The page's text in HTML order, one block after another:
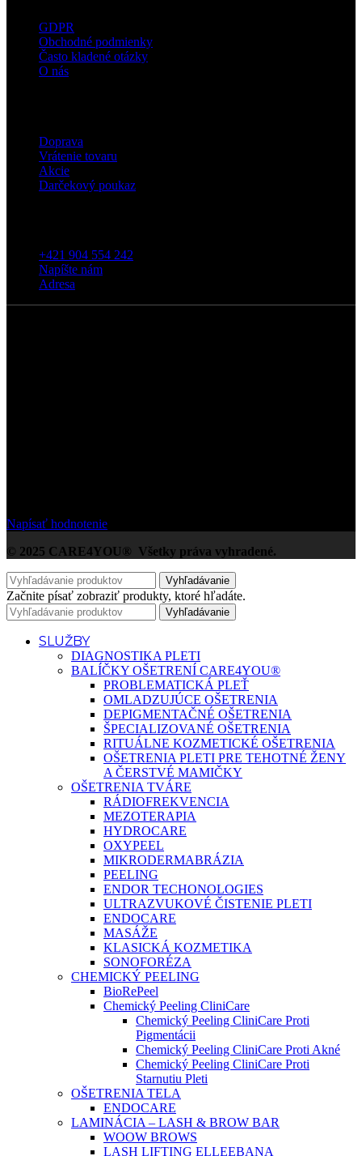
GDPR
Obchodné podmienky
Často kladené otázky
O nás
Doprava
Vrátenie tovaru
Akcie
Darčekový poukaz
+421 904 554 242
Napíšte nám
Adresa
Napísať hodnotenie
© 2025 CARE4YOU® Všetky práva vyhradené.
Vyhľadávanie
Začnite písať zobraziť produkty, ktoré hľadáte.
Vyhľadávanie
SLUŽBY
DIAGNOSTIKA PLETI
BALÍČKY OŠETRENÍ CARE4YOU®
PROBLEMATICKÁ PLEŤ
OMLADZUJÚCE OŠETRENIA
DEPIGMENTAČNÉ OŠETRENIA
ŠPECIALIZOVANÉ OŠETRENIA
RITUÁLNE KOZMETICKÉ OŠETRENIA
OŠETRENIA PLETI PRE TEHOTNÉ ŽENY
A ČERSTVÉ MAMIČKY
OŠETRENIA TVÁRE
RÁDIOFREKVENCIA
MEZOTERAPIA
HYDROCARE
OXYPEEL
MIKRODERMABRÁZIA
PEELING
ENDOR TECHONOLOGIES
ULTRAZVUKOVÉ ČISTENIE PLETI
ENDOCARE
MASÁŽE
KLASICKÁ KOZMETIKA
SONOFORÉZA
CHEMICKÝ PEELING
BioRePeel
Chemický Peeling CliniCare
Chemický Peeling CliniCare Proti
Pigmentácii
Chemický Peeling CliniCare Proti Akné
Chemický Peeling CliniCare Proti
Starnutiu Pleti
OŠETRENIA TELA
ENDOCARE
LAMINÁCIA – LASH & BROW BAR
WOOW BROWS
LASH LIFTING ELLEEBANA